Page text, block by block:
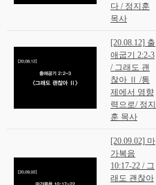
다 / 정지훈
목사
[20.08.12] 출
애굽기 2:2-3
/ 그래도 괜
찮아 Ⅱ /통
제에서 영향
력으로/ 정지
훈 목사
[20.09.02] 마
가복음
10:17-22 / 그
래도 괜찮아